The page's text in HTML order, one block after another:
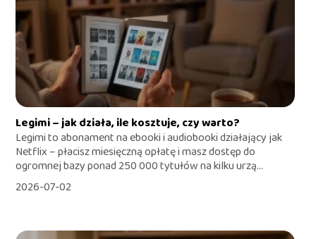
Legimi – jak działa, ile kosztuje, czy warto?
Legimi to abonament na ebooki i audiobooki działający jak
Netflix – płacisz miesięczną opłatę i masz dostęp do
ogromnej bazy ponad 250 000 tytułów na kilku urzą...
2026-07-02